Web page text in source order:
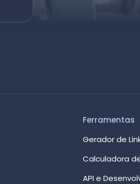
Ferramentas
Gerador de
Calculadora
API e